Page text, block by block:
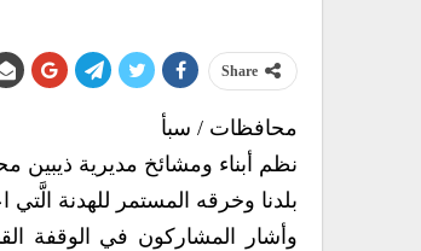
Share
محافظات / سبأ
نظم أبناء ومشائخ مديرية ذيبين
بلدنا وخرقه المستمر للهدنة الَّتي
وأشار المشاركون في الوقفة